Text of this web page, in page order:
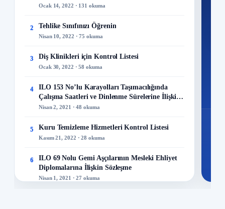
Ocak 14, 2022 · 131 okuma
2 Tehlike Sınıfınızı Öğrenin
Nisan 10, 2022 · 75 okuma
3 Diş Klinikleri için Kontrol Listesi
Ocak 30, 2022 · 58 okuma
4
ILO 153 No’lu Karayolları Taşımacılığında
Çalışma Saatleri ve Dinlenme Sürelerine İlişkin
Sözleşme
Nisan 2, 2021 · 48 okuma
5 Kuru Temizleme Hizmetleri Kontrol Listesi
Kasım 21, 2022 · 28 okuma
6
ILO 69 Nolu Gemi Aşçılarının Mesleki Ehliyet
Diplomalarına İlişkin Sözleşme
Nisan 1, 2021 · 27 okuma